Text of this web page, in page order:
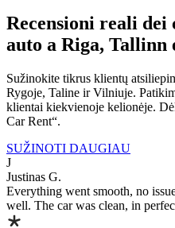
Recensioni reali dei
auto a Riga, Tallinn
Sužinokite tikrus klientų
Rygoje, Taline ir Vilniuje.
klientai kiekvienoje kelionėje.
Car Rent“.
SUŽINOTI DAUGIAU
J
Justinas G.
Everything went smooth, no
well. The car was clean, in